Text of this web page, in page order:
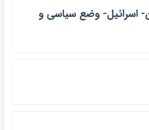
اسرائيل- وضع سياسي و